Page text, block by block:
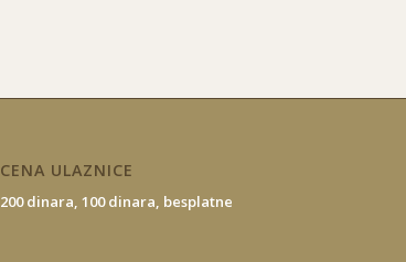
CENA ULAZNICE
200 dinara, 100 dinara, besplatne